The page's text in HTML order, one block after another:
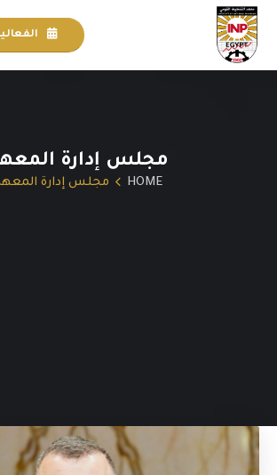
مجلس إدارة
HOME مجلس إدارة